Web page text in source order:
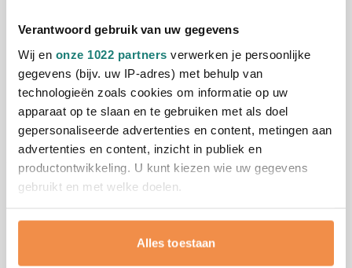
Verantwoord gebruik van uw gegevens
Wij en onze 1022 partners verwerken je persoonlijke
gegevens (bijv. uw IP-adres) met behulp van
technologieën zoals cookies om informatie op uw
apparaat op te slaan en te gebruiken met als doel
gepersonaliseerde advertenties en content, metingen aan
advertenties en content, inzicht in publiek en
productontwikkeling. U kunt kiezen wie uw gegevens
gebruikt en met welke doelen.
Als u het toestaat, willen we ook graag:
Informatie verzamelen over uw geografische
locatie, die tot een paar meter nauwkeurig kan zijn
Alles toestaan
105920546392580
vanaf 2,07
Bedrukken vanaf 25 stuks
Bekijk
B&C sweater Hero Pro Unisex
Levering vanaf25 augustus
Bekijk